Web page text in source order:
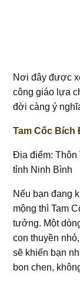
Nơi đây được
công giáo lựa
đời càng ý
Tam Cốc Bích
Địa điểm: Thôn
tỉnh Ninh Bình
Nếu bạn đang
mộng thì Tam
tưởng. Một
con thuyền
sẽ khiến bạn
bon chen,